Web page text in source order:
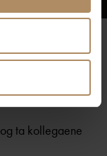
ta kollegaene